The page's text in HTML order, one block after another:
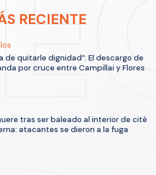
RECIENTE
de quitarle dignidad”: El descargo de
por cruce entre Campillai y Flores
tras ser baleado al interior de cité
atacantes se dieron a la fuga